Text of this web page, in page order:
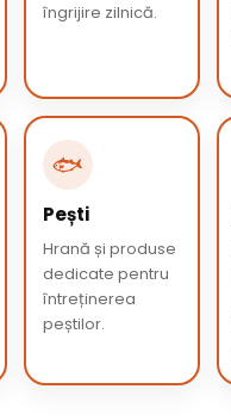
îngrijire zilnică.
🐟
Pești
Hrană și produse
dedicate pentru
întreținerea
peștilor.